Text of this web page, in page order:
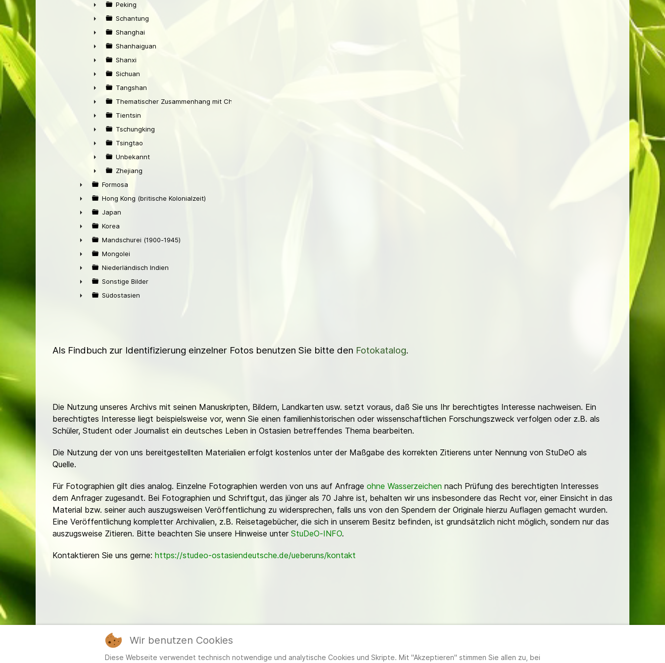
►
►
Peking
►
Schantung
►
Shanghai
►
Shanhaiguan
►
Shanxi
►
Sichuan
►
Tangshan
►
Thematischer Zusammenhang mit China
►
Tientsin
►
Tschungking
►
Tsingtao
►
Unbekannt
►
Zhejiang
►
Formosa
►
Hong Kong (britische Kolonialzeit)
►
Japan
►
Korea
►
Mandschurei (1900-1945)
►
Mongolei
►
Niederländisch Indien
►
Sonstige Bilder
Südostasien
Als Findbuch zur Identifizierung einzelner Fotos benutzen Sie bitte den Fotokatalog.
Die Nutzung unseres Archivs mit seinen Manuskripten, Bildern, Landkarten usw. setzt voraus, daß Sie uns Ihr berechtigtes Interesse nachweisen. Ein
berechtigtes Interesse liegt beispielsweise vor, wenn Sie einen familienhistorischen oder wissenschaftlichen Forschungszweck verfolgen oder z.B. als
Schüler, Student oder Journalist ein deutsches Leben in Ostasien betreffendes Thema bearbeiten.
Die Nutzung der von uns bereitgestellten Materialien erfolgt kostenlos unter der Maßgabe des korrekten Zitierens unter Nennung von StuDeO als
Quelle.
Für Fotographien gilt dies analog. Einzelne Fotographien werden von uns auf Anfrage ohne Wasserzeichen nach Prüfung des berechtigten Interesses
dem Anfrager zugesandt. Bei Fotographien und Schriftgut, das jünger als 70 Jahre ist, behalten wir uns insbesondere das Recht vor, einer Einsicht in das
Material bzw. seiner auch auszugsweisen Veröffentlichung zu widersprechen, falls uns von den Spendern der Originale hierzu Auflagen gemacht wurden.
Eine Veröffentlichung kompletter Archivalien, z.B. Reisetagebücher, die sich in unserem Besitz befinden, ist grundsätzlich nicht möglich, sondern nur das
auszugsweise Zitieren. Bitte beachten Sie unsere Hinweise unter StuDeO-INFO.
Kontaktieren Sie uns gerne: https://studeo-ostasiendeutsche.de/ueberuns/kontakt
Mitglieder
Wir benutzen Cookies
Diese Webseite verwendet technisch notwendige und analytische Cookies und Skripte. Mit "Akzeptieren" stimmen Sie allen zu, bei